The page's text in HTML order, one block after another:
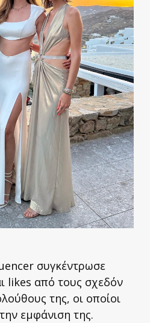
συγκέντρωσε
likes από τους σχεδόν
της, οι οποίοι
εμφάνιση της.